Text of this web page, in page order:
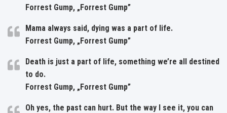
Forrest Gump, „Forrest Gump”
Mama always said, dying was a part of life.
Forrest Gump, „Forrest Gump”
Death is just a part of life, something we’re all destined
to do.
Forrest Gump, „Forrest Gump”
Oh yes, the past can hurt. But the way I see it, you can